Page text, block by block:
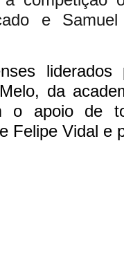
e
da
o apoio de
Felipe Vidal e